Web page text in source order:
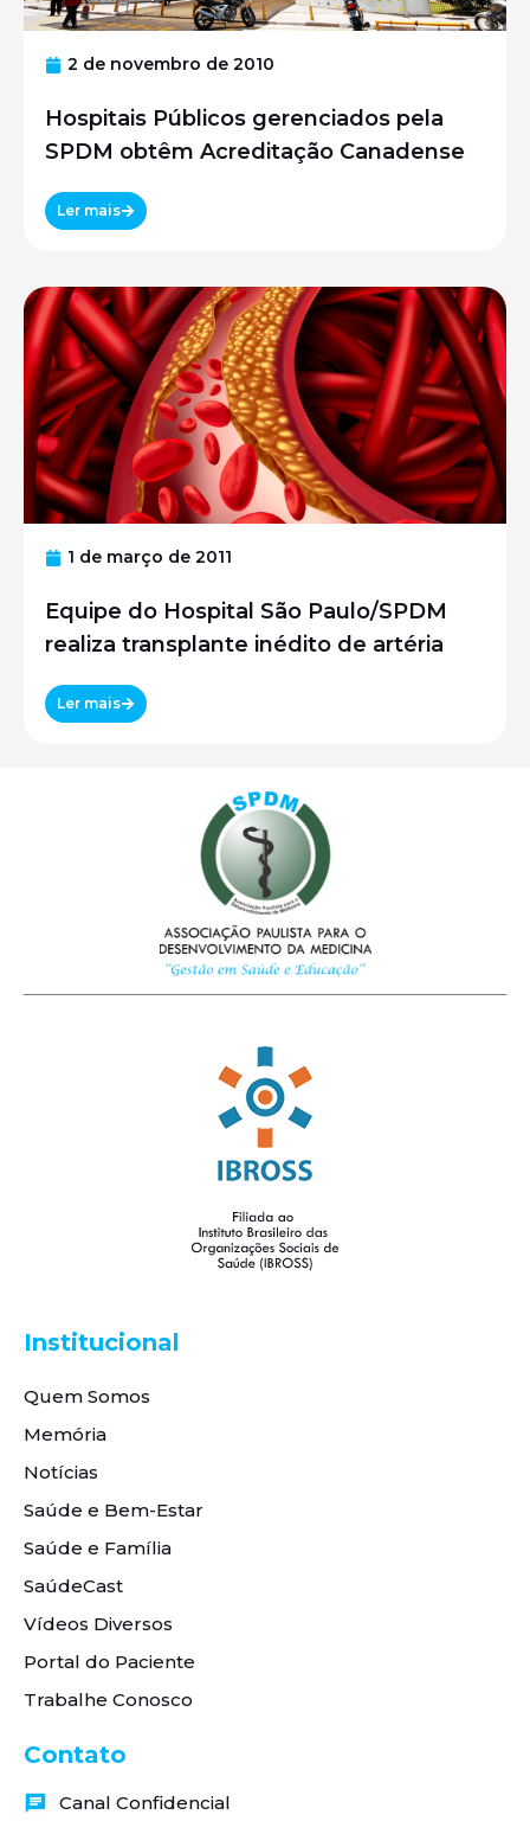
2 de novembro de 2010
Hospitais Públicos gerenciados pela
SPDM obtêm Acreditação Canadense
Ler mais
1 de março de 2011
Equipe do Hospital São Paulo/SPDM
realiza transplante inédito de artéria
Ler mais
Institucional
Quem Somos
Memória
Notícias
Saúde e Bem-Estar
Saúde e Família
SaúdeCast
Vídeos Diversos
Portal do Paciente
Trabalhe Conosco
Contato
Canal Confidencial